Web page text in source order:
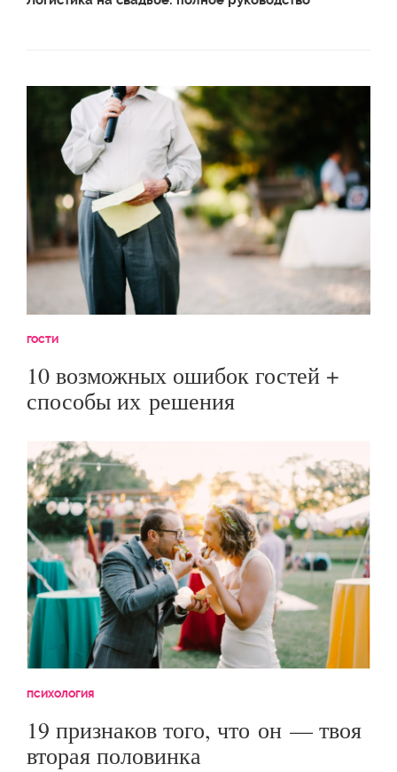
ГОСТИ
10 возможных ошибок гостей +
способы их решения
ПСИХОЛОГИЯ
19 признаков того, что он — твоя
вторая половинка